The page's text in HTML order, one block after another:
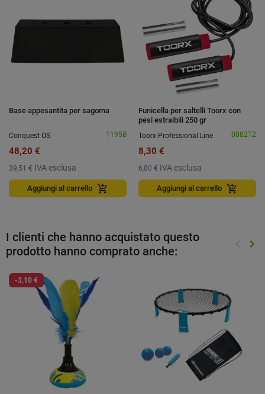
Base appesantita per sagoma
Conquest OS 1195B
48,20 €
39,51 € IVA esclusa
Aggiungi al carrello add_shopping_cart
Funicella per saltelli Toorx con
pesi estraibili 250 gr
Toorx Professional Line
0082T2
8,30 €
6,80 € IVA esclusa
Aggiungi al carrello add_shopping_cart
I clienti che hanno acquistato questo
prodotto hanno comprato anche:
keyboard_arrow_left keyboard_arrow_right
-3,10 €